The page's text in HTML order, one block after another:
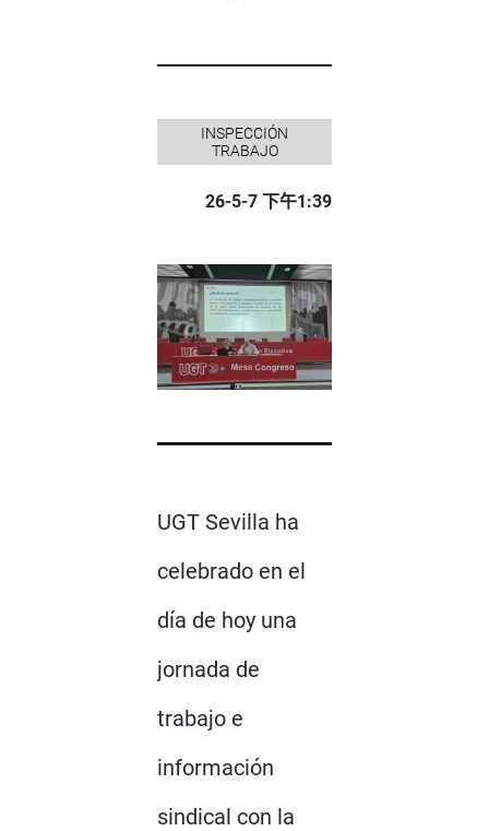
INSPECCIÓN
TRABAJO
26-5-7 下午1:39
UGT Sevilla ha
celebrado en el
día de hoy una
jornada de
trabajo e
información
sindical con la